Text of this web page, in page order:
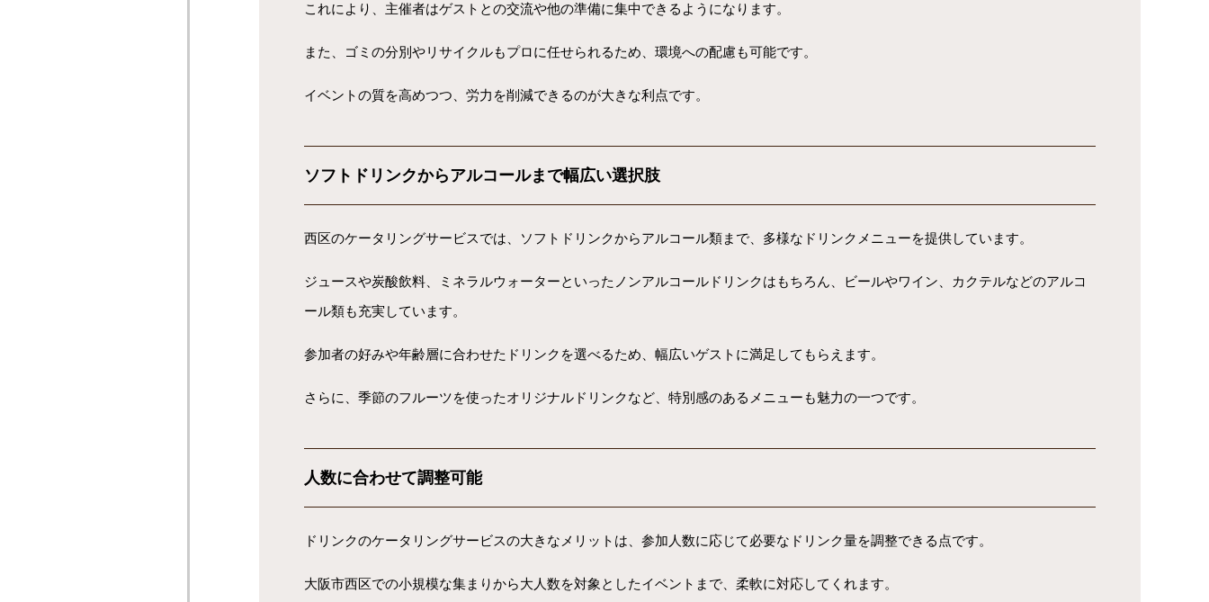
これにより、主催者はゲストとの交流や他の準備に集中できるようになります。
また、ゴミの分別やリサイクルもプロに任せられるため、環境への配慮も可能です。
イベントの質を高めつつ、労力を削減できるのが大きな利点です。
ソフトドリンクからアルコールまで幅広い選択肢
西区のケータリングサービスでは、ソフトドリンクからアルコール類まで、多様なドリンクメニューを提供しています。
ジュースや炭酸飲料、ミネラルウォーターといったノンアルコールドリンクはもちろん、ビールやワイン、カクテルなどのアルコ
ール類も充実しています。
参加者の好みや年齢層に合わせたドリンクを選べるため、幅広いゲストに満足してもらえます。
さらに、季節のフルーツを使ったオリジナルドリンクなど、特別感のあるメニューも魅力の一つです。
人数に合わせて調整可能
ドリンクのケータリングサービスの大きなメリットは、参加人数に応じて必要なドリンク量を調整できる点です。
大阪市西区での小規模な集まりから大人数を対象としたイベントまで、柔軟に対応してくれます。